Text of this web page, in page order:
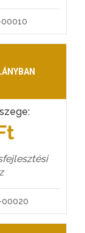
00010
00020